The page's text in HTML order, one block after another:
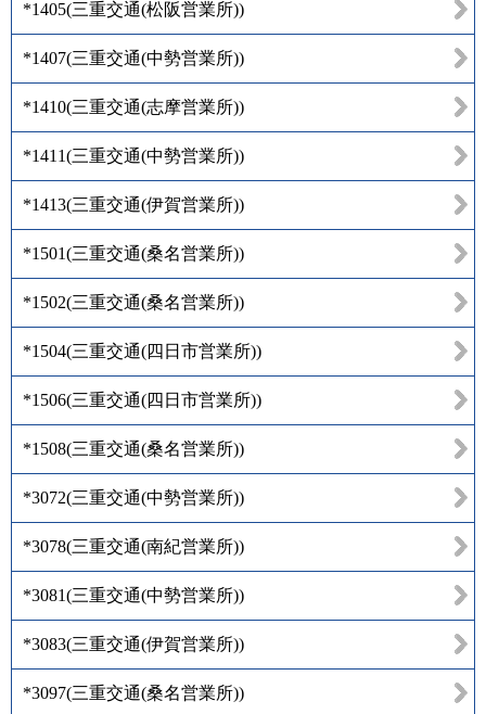
*1405(三重交通(松阪営業所))
*1407(三重交通(中勢営業所))
*1410(三重交通(志摩営業所))
*1411(三重交通(中勢営業所))
*1413(三重交通(伊賀営業所))
*1501(三重交通(桑名営業所))
*1502(三重交通(桑名営業所))
*1504(三重交通(四日市営業所))
*1506(三重交通(四日市営業所))
*1508(三重交通(桑名営業所))
*3072(三重交通(中勢営業所))
*3078(三重交通(南紀営業所))
*3081(三重交通(中勢営業所))
*3083(三重交通(伊賀営業所))
*3097(三重交通(桑名営業所))